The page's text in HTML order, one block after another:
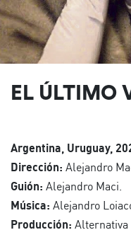
EL ÚLTIMO
Argentina, Uruguay,
Dirección: Alejandro
Guión: Alejandro Maci.
Música: Alejandro
Producción: Alternativa